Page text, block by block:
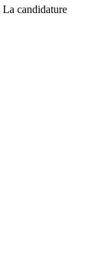
La candidature